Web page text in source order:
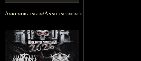
Ankündigungen/Announcements